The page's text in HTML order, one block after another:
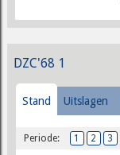
DZC'68 1
Stand Uitslagen
Periode: 1 2 3